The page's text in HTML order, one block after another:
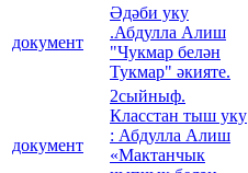
документ
Әдәби уку
.Абдулла Алиш
"Чукмар белән
Тукмар" әкияте.
документ
2сыйныф.
Класстан тыш уку
: Абдулла Алиш
«Мактанчык